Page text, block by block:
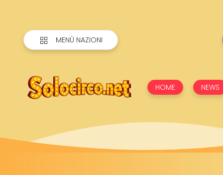
MENÙ NAZIONI
HOME NEWS